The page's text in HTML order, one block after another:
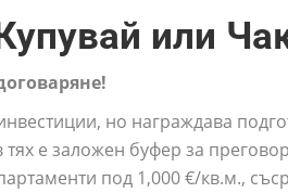
или
но награждава
е заложен буфер за
под 1,000 €/кв.м.,